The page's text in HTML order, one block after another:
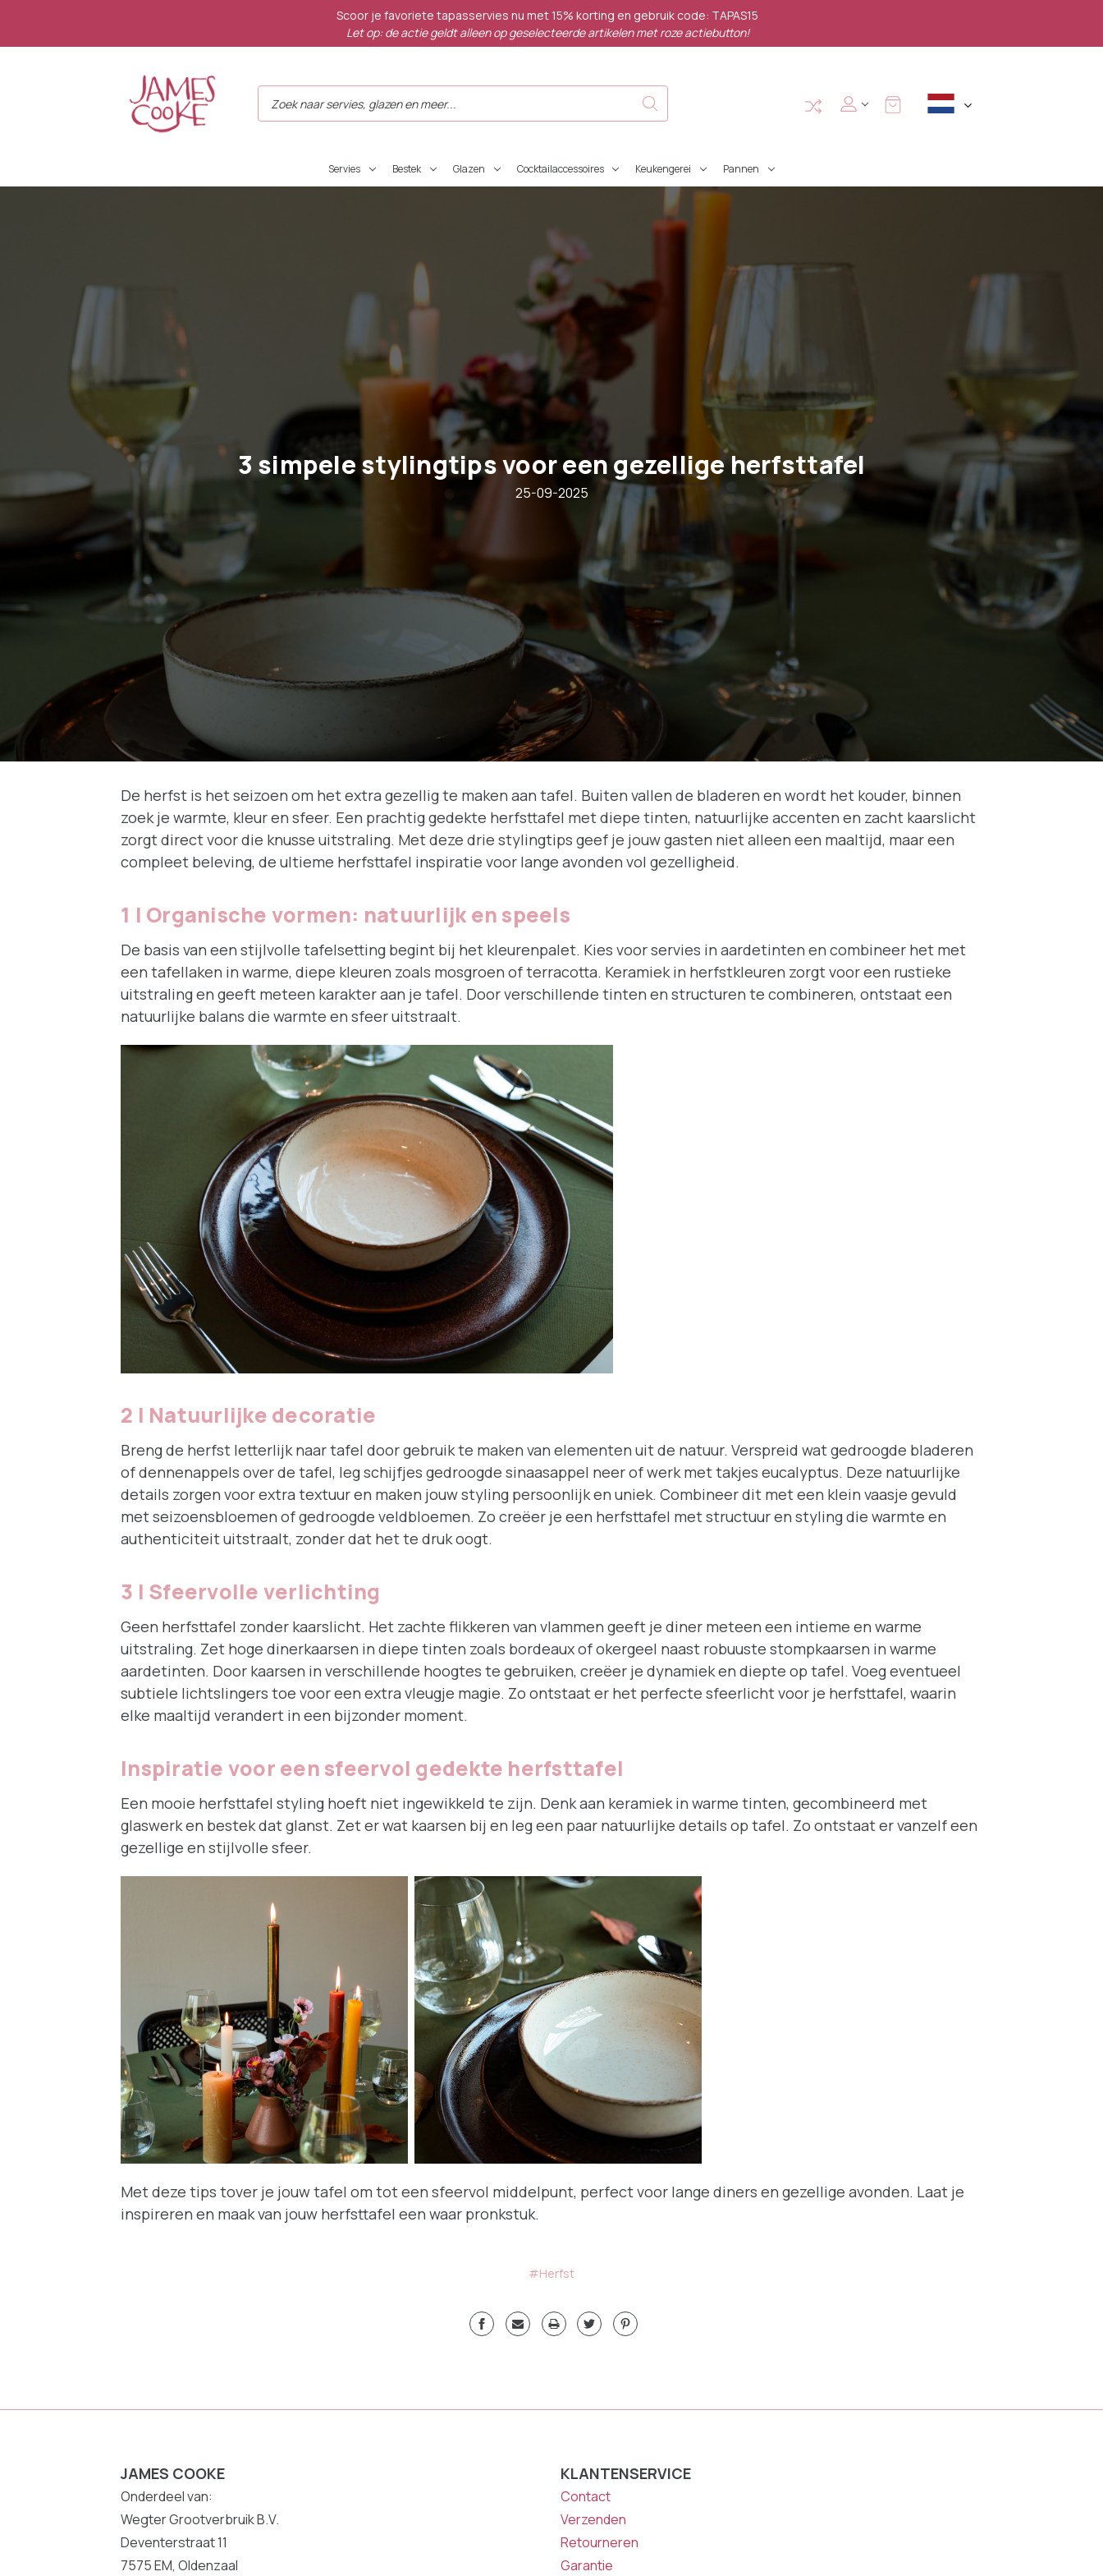
Scoor je favoriete tapasservies nu met 15% korting en gebruik code: TAPAS15
Let op: de actie geldt alleen op geselecteerde artikelen met roze actiebutton!
Servies Bestek Glazen Cocktailaccessoires Keukengerei Pannen
3 simpele stylingtips voor een gezellige herfsttafel
25-09-2025
De herfst is het seizoen om het extra gezellig te maken aan tafel. Buiten vallen de bladeren en wordt het kouder, binnen
zoek je warmte, kleur en sfeer. Een prachtig gedekte herfsttafel met diepe tinten, natuurlijke accenten en zacht kaarslicht
zorgt direct voor die knusse uitstraling. Met deze drie stylingtips geef je jouw gasten niet alleen een maaltijd, maar een
compleet beleving, de ultieme herfsttafel inspiratie voor lange avonden vol gezelligheid.
1 | Organische vormen: natuurlijk en speels
De basis van een stijlvolle tafelsetting begint bij het kleurenpalet. Kies voor servies in aardetinten en combineer het met
een tafellaken in warme, diepe kleuren zoals mosgroen of terracotta. Keramiek in herfstkleuren zorgt voor een rustieke
uitstraling en geeft meteen karakter aan je tafel. Door verschillende tinten en structuren te combineren, ontstaat een
natuurlijke balans die warmte en sfeer uitstraalt.
2 | Natuurlijke decoratie
Breng de herfst letterlijk naar tafel door gebruik te maken van elementen uit de natuur. Verspreid wat gedroogde bladeren
of dennenappels over de tafel, leg schijfjes gedroogde sinaasappel neer of werk met takjes eucalyptus. Deze natuurlijke
details zorgen voor extra textuur en maken jouw styling persoonlijk en uniek. Combineer dit met een klein vaasje gevuld
met seizoensbloemen of gedroogde veldbloemen. Zo creëer je een herfsttafel met structuur en styling die warmte en
authenticiteit uitstraalt, zonder dat het te druk oogt.
3 | Sfeervolle verlichting
Geen herfsttafel zonder kaarslicht. Het zachte flikkeren van vlammen geeft je diner meteen een intieme en warme
uitstraling. Zet hoge dinerkaarsen in diepe tinten zoals bordeaux of okergeel naast robuuste stompkaarsen in warme
aardetinten. Door kaarsen in verschillende hoogtes te gebruiken, creëer je dynamiek en diepte op tafel. Voeg eventueel
subtiele lichtslingers toe voor een extra vleugje magie. Zo ontstaat er het perfecte sfeerlicht voor je herfsttafel, waarin
elke maaltijd verandert in een bijzonder moment.
Inspiratie voor een sfeervol gedekte herfsttafel
Een mooie herfsttafel styling hoeft niet ingewikkeld te zijn. Denk aan keramiek in warme tinten, gecombineerd met
glaswerk en bestek dat glanst. Zet er wat kaarsen bij en leg een paar natuurlijke details op tafel. Zo ontstaat er vanzelf een
gezellige en stijlvolle sfeer.
Met deze tips tover je jouw tafel om tot een sfeervol middelpunt, perfect voor lange diners en gezellige avonden. Laat je
inspireren en maak van jouw herfsttafel een waar pronkstuk.
#Herfst
JAMES COOKE
Onderdeel van:
Wegter Grootverbruik B.V.
Deventerstraat 11
7575 EM, Oldenzaal
KLANTENSERVICE
Contact
Verzenden
Retourneren
Garantie